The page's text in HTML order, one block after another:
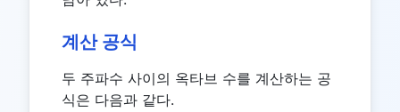
계산 공식
두 주파수 사이의 옥타브 수를 계산하는 공
식은 다음과 같다.